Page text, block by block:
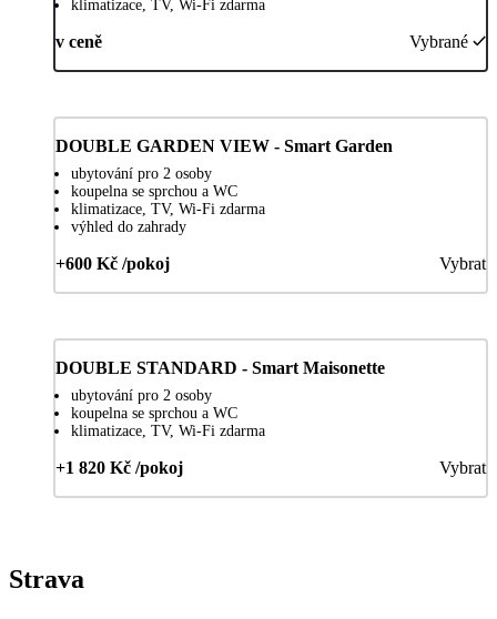
klimatizace, TV, Wi-Fi zdarma
v ceně Vybrané
DOUBLE GARDEN VIEW - Smart Garden
ubytování pro 2 osoby
koupelna se sprchou a WC
klimatizace, TV, Wi-Fi zdarma
výhled do zahrady
+600 Kč /pokoj Vybrat
DOUBLE STANDARD - Smart Maisonette
ubytování pro 2 osoby
koupelna se sprchou a WC
klimatizace, TV, Wi-Fi zdarma
+1 820 Kč /pokoj Vybrat
Strava